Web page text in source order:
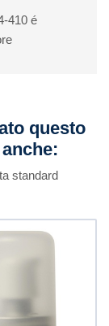
410 é
questo
standard